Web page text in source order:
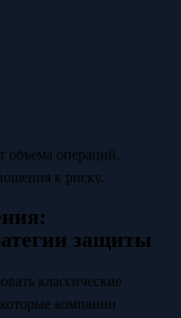
объема операций,
к риску.
защиты
классические
компании